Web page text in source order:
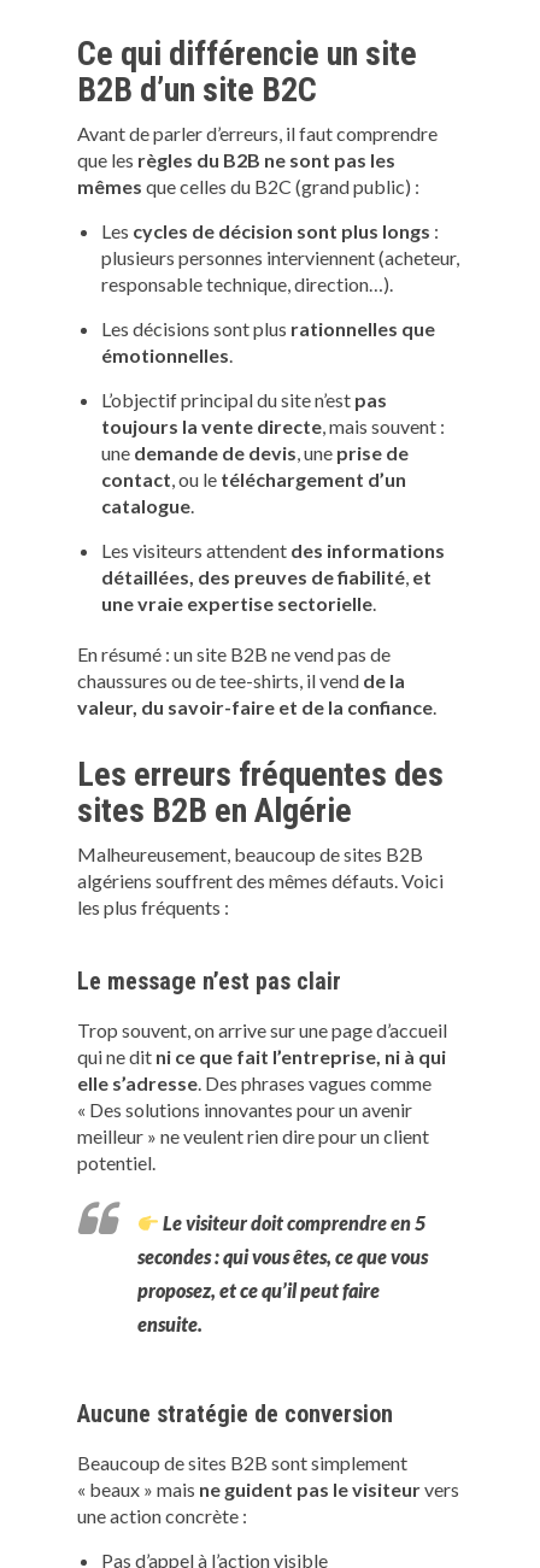
Ce qui différencie un site
B2B d’un site B2C
Avant de parler d’erreurs, il faut comprendre
que les règles du B2B ne sont pas les
mêmes que celles du B2C (grand public) :
Les cycles de décision sont plus longs :
plusieurs personnes interviennent (acheteur,
responsable technique, direction…).
Les décisions sont plus rationnelles que
émotionnelles.
L’objectif principal du site n’est pas
toujours la vente directe, mais souvent :
une demande de devis, une prise de
contact, ou le téléchargement d’un
catalogue.
Les visiteurs attendent des informations
détaillées, des preuves de fiabilité, et
une vraie expertise sectorielle.
En résumé : un site B2B ne vend pas de
chaussures ou de tee-shirts, il vend de la
valeur, du savoir-faire et de la confiance.
Les erreurs fréquentes des
sites B2B en Algérie
Malheureusement, beaucoup de sites B2B
algériens souffrent des mêmes défauts. Voici
les plus fréquents :
Le message n’est pas clair
Trop souvent, on arrive sur une page d’accueil
qui ne dit ni ce que fait l’entreprise, ni à qui
elle s’adresse. Des phrases vagues comme
« Des solutions innovantes pour un avenir
meilleur » ne veulent rien dire pour un client
potentiel.
Le visiteur doit comprendre en5
secondes: qui vous êtes, ce que vous
proposez, et ce qu’il peut faire
ensuite.
Aucune stratégie de conversion
Beaucoup de sites B2B sont simplement
« beaux » mais ne guident pas le visiteurvers
une action concrète :
Pas d’appel à l’action visible